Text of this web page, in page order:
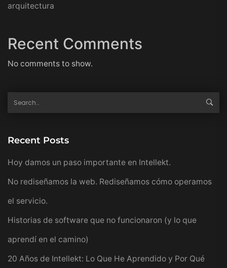
arquitectura
Recent Comments
No comments to show.
Recent Posts
Hoy damos un paso importante en Intellekt.
No rediseñamos la web. Rediseñamos cómo operamos
el servicio.
Historias de software que no funcionaron (y lo que
aprendí en el camino)
20 Años de Intellekt: Lo Que He Aprendido y Por Qué